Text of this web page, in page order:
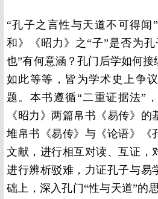
“孔子之言性与天道不可得闻
和》《昭力》之“子”是否为
也”有何意涵？孔门后学如何接
如此等等，皆为学术史上争
题。本书遵循“二重证据法”
《昭力》两篇帛书《易传》
堆帛书《易传》与《论语》《
文献，进行相互对读、互证，
进行辨析驳难，力证孔子与易
础上，深入孔门“性与天道”的